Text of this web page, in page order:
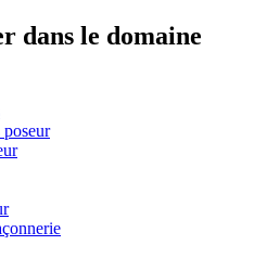
dans le domaine